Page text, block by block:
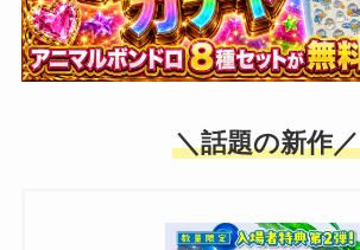
＼話題の新作／